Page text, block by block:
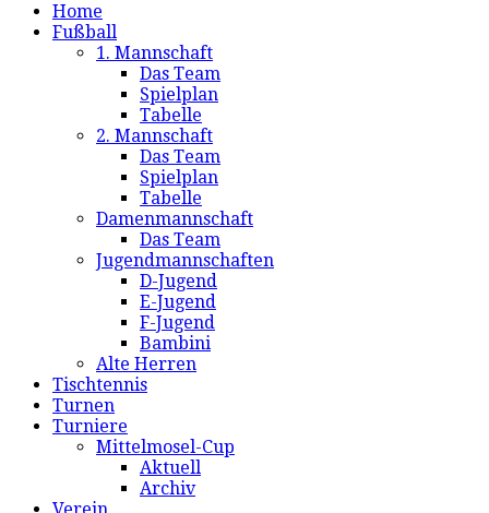
Home
Fußball
1. Mannschaft
Das Team
Spielplan
Tabelle
2. Mannschaft
Das Team
Spielplan
Tabelle
Damenmannschaft
Das Team
Jugendmannschaften
D-Jugend
E-Jugend
F-Jugend
Bambini
Alte Herren
Tischtennis
Turnen
Turniere
Mittelmosel-Cup
Aktuell
Archiv